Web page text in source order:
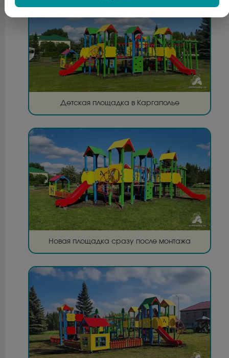
Детская площадка в Каргаполье
Новая площадка сразу после монтажа